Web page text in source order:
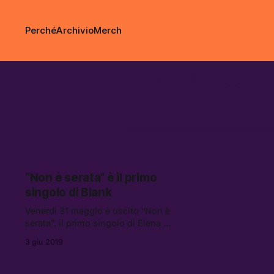
PerchéArchivioMerch
“Non è serata” è il primo
singolo di Blank
Venerdì 31 maggio è uscito “Non è
serata”, il primo singolo di Elena De
3 giu 2019